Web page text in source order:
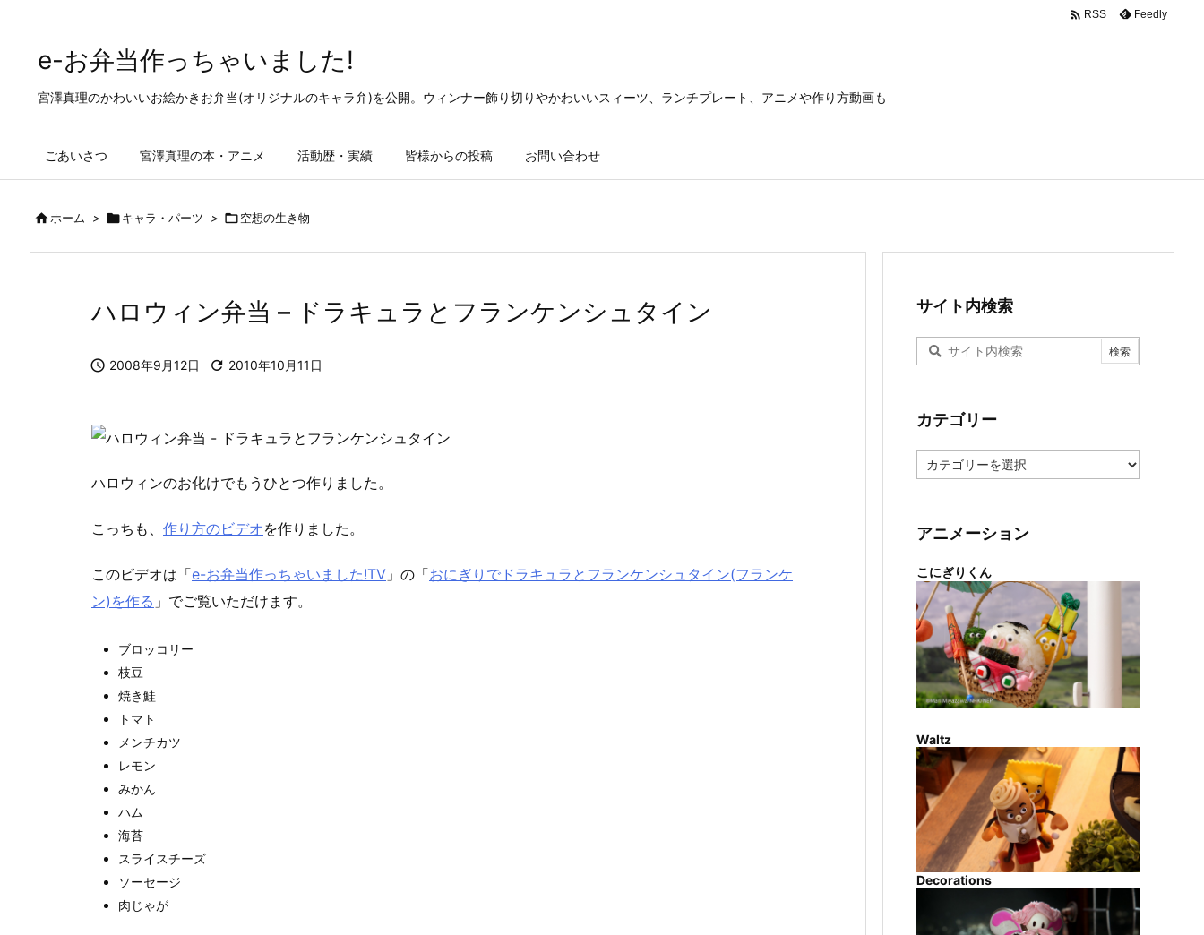
e-お弁当作っちゃいました!
宮澤真理のかわいいお絵かきお弁当(オリジナルのキャラ弁)を公開。ウィンナー飾り切りやかわいいスィーツ、ランチプレート、アニメや作り方動画も
ごあいさつ 宮澤真理の本・アニメ 活動歴・実績 皆様からの投稿 お問い合わせ
 RSS Feedly
ホーム > キャラ・パーツ > 空想の生き物
ハロウィン弁当 – ドラキュラとフランケンシュタイン
 2008年9月12日  2010年10月11日
ハロウィンのお化けでもうひとつ作りました。
こっちも、 作り方のビデオ を作りました。
このビデオは「e-お弁当作っちゃいました!TV 」の「おにぎりでドラキュラとフランケンシュタイン(フランケ
ン)を作る 」でご覧いただけます。
ブロッコリー
枝豆
焼き鮭
トマト
メンチカツ
レモン
みかん
ハム
海苔
スライスチーズ
ソーセージ
肉じゃが
サイト内検索
カテゴリー
テ
ー
アニメーション
こにぎりくん
Waltz
Decorations